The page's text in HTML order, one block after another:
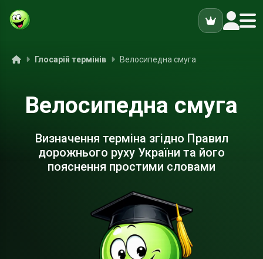
ГоловнаГлосарій термінів Велосипедна смуга
Велосипедна смуга
Визначення терміна згідно Правил
дорожнього руху України та його
пояснення простими словами